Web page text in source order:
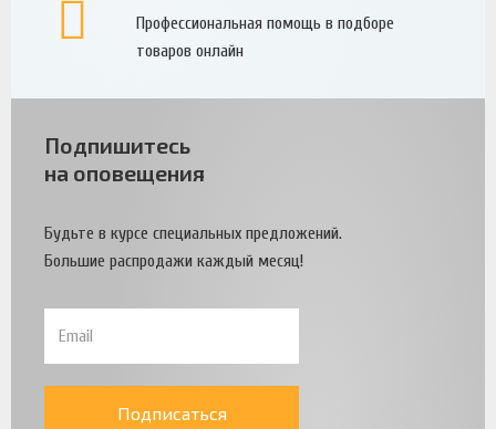
Профессиональная помощь в подборе
товаров онлайн
Подпишитесь
на оповещения
Будьте в курсе специальных предложений.
Большие распродажи каждый месяц!
Подписаться